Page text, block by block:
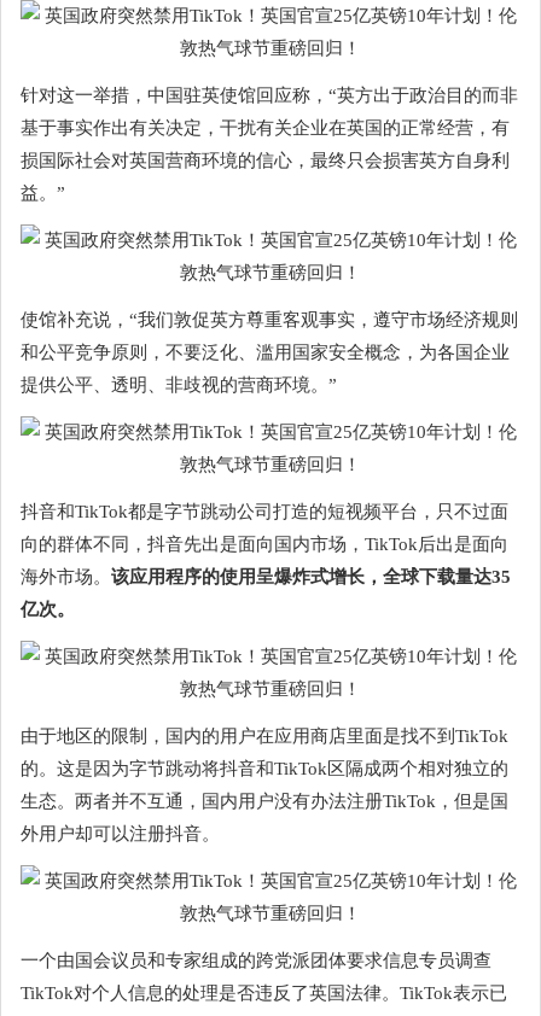
针对这一举措，中国驻英使馆回应称，“英方出于政治目的而非
基于事实作出有关决定，干扰有关企业在英国的正常经营，有
损国际社会对英国营商环境的信心，最终只会损害英方自身利
益。”
使馆补充说，“我们敦促英方尊重客观事实，遵守市场经济规则
和公平竞争原则，不要泛化、滥用国家安全概念，为各国企业
提供公平、透明、非歧视的营商环境。”
抖音和TikTok都是字节跳动公司打造的短视频平台，只不过面
向的群体不同，抖音先出是面向国内市场，TikTok后出是面向
海外市场。 该应用程序的使用呈爆炸式增长，全球下载量达35
亿次。
由于地区的限制，国内的用户在应用商店里面是找不到TikTok
的。这是因为字节跳动将抖音和TikTok区隔成两个相对独立的
生态。两者并不互通，国内用户没有办法注册TikTok，但是国
外用户却可以注册抖音。
一个由国会议员和专家组成的跨党派团体要求信息专员调查
TikTok对个人信息的处理是否违反了英国法律。TikTok表示已